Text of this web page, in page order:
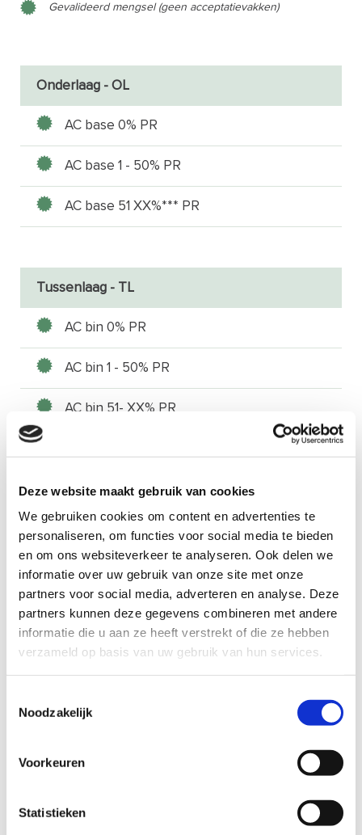
Deze website maakt gebruik van cookies
We gebruiken cookies om content en advertenties te
personaliseren, om functies voor social media te bieden
en om ons websiteverkeer te analyseren. Ook delen we
informatie over uw gebruik van onze site met onze
partners voor social media, adverteren en analyse. Deze
partners kunnen deze gegevens combineren met andere
informatie die u aan ze heeft verstrekt of die ze hebben
verzameld op basis van uw gebruik van hun services.
Noodzakelijk
Voorkeuren
Statistieken
Gevalideerd mengsel (geen acceptatievakken)
Onderlaag - OL
AC base 0% PR
AC base 1 - 50% PR
AC base 51 XX%*** PR
Tussenlaag - TL
AC bin 0% PR
AC bin 1 - 50% PR
AC bin 51- XX% PR
Deklaag - SURF
AC surf 0% PR
AC surf 1 - 30% PR
SMA
SMA-NL 11 A/B 0%PR (70/100)